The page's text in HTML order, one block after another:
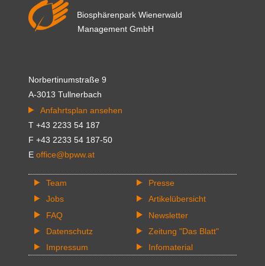
"Wald"
braucht
Biosphärenpark Wienerwald
Management GmbH
Norbertinumstraße 9
A-3013 Tullnerbach
Anfahrtsplan ansehen
T +43 2233 54 187
F +43 2233 54 187-50
E office@bpww.at
Team
Jobs
FAQ
Datenschutz
Impressum
Presse
Artikelübersicht
Newsletter
Zeitung "Das Blatt"
Infomaterial